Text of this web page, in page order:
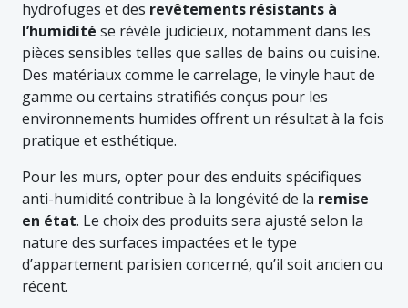
hydrofuges et des revêtements résistants à
l’humidité se révèle judicieux, notamment dans les
pièces sensibles telles que salles de bains ou cuisine.
Des matériaux comme le carrelage, le vinyle haut de
gamme ou certains stratifiés conçus pour les
environnements humides offrent un résultat à la fois
pratique et esthétique.
Pour les murs, opter pour des enduits spécifiques
anti-humidité contribue à la longévité de la remise
en état. Le choix des produits sera ajusté selon la
nature des surfaces impactées et le type
d’appartement parisien concerné, qu’il soit ancien ou
récent.